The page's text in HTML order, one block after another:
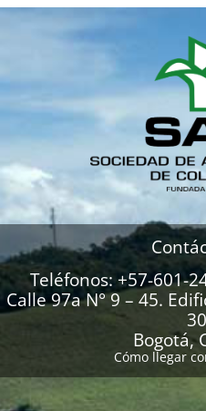
Teléfonos: +57-601-
Calle 97a N° 9 – 45.
Bogotá,
Cómo llegar